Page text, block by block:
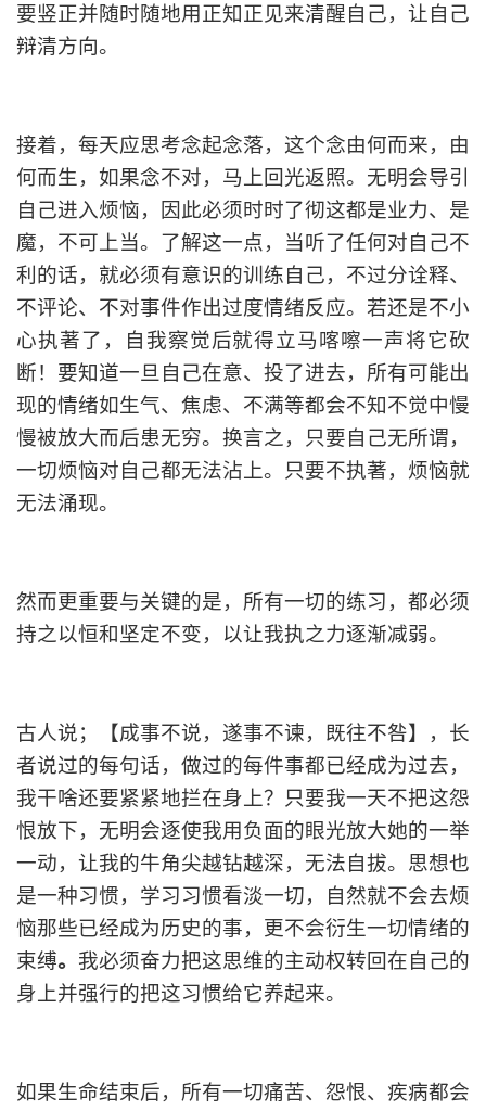
要竖正并随时随地用正知正见来清醒自己，让自己
辩清方向。
接着，每天应思考念起念落，这个念由何而来，由
何而生，如果念不对，马上回光返照。无明会导引
自己进入烦恼，因此必须时时了彻这都是业力、是
魔，不可上当。了解这一点，当听了任何对自己不
利的话，就必须有意识的训练自己，不过分诠释、
不评论、不对事件作出过度情绪反应。若还是不小
心执著了，自我察觉后就得立马喀嚓一声将它砍
断！要知道一旦自己在意、投了进去，所有可能出
现的情绪如生气、焦虑、不满等都会不知不觉中慢
慢被放大而后患无穷。换言之，只要自己无所谓，
一切烦恼对自己都无法沾上。只要不执著，烦恼就
无法涌现。
然而更重要与关键的是，所有一切的练习，都必须
持之以恒和坚定不变，以让我执之力逐渐减弱。
古人说；【成事不说，遂事不谏，既往不咎】，长
者说过的每句话，做过的每件事都已经成为过去，
我干啥还要紧紧地拦在身上？只要我一天不把这怨
恨放下，无明会逐使我用负面的眼光放大她的一举
一动，让我的牛角尖越钻越深，无法自拔。思想也
是一种习惯，学习习惯看淡一切，自然就不会去烦
恼那些已经成为历史的事，更不会衍生一切情绪的
束缚。 我必须奋力把这思维的主动权转回在自己的
身上并强行的把这习惯给它养起来。
如果生命结束后，所有一切痛苦、怨恨、疾病都会